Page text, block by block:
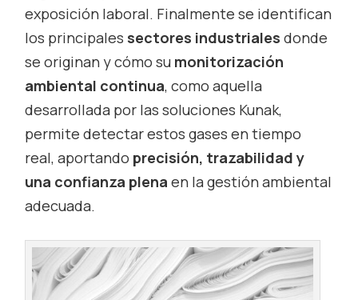
exposición laboral. Finalmente se identifican
los principales sectores industriales donde
se originan y cómo su monitorización
ambiental continua, como aquella
desarrollada por las soluciones Kunak,
permite detectar estos gases en tiempo
real, aportando precisión, trazabilidad y
una confianza plena en la gestión ambiental
adecuada.